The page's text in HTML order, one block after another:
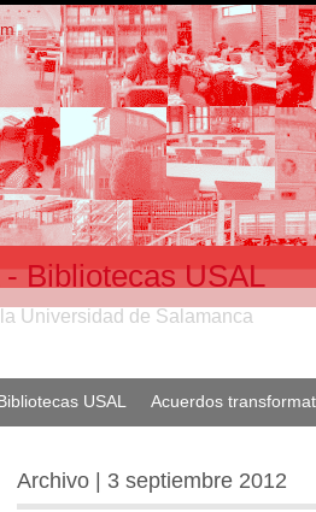
Bibliotecas USAL
Universidad de Salamanca
USAL Acuerdos
Archivo | 3 septiembre 2012